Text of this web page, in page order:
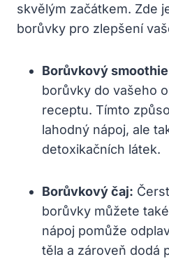
skvělým začátkem. Zde
borůvky pro zlepšení
Borůvkový
borůvky‌ do vašeho
receptu. Tímto
⁢lahodný nápoj,⁢ ale⁤
detoxikačních látek.
Borůvkový​ čaj:
borůvky můžete
nápoj pomůže‍
těla a zároveň dodá